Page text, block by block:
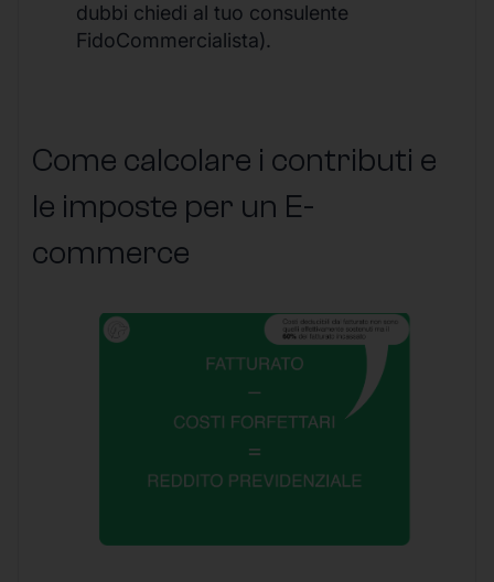
dubbi chiedi al tuo consulente
FidoCommercialista).
Come calcolare i contributi e
le imposte per un E-
commerce